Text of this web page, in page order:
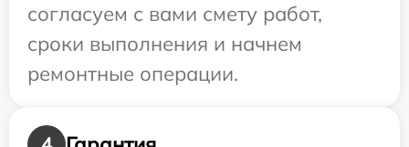
согласуем с вами смету работ,
сроки выполнения и начнем
ремонтные операции.